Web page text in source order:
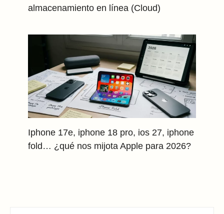
almacenamiento en línea (Cloud)
Iphone 17e, iphone 18 pro, ios 27, iphone
fold… ¿qué nos mijota Apple para 2026?